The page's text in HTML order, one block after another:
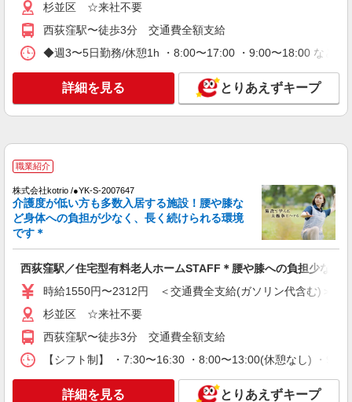
護福祉士】 時給1,410円 ◎週20時間以上勤務（社
保加入者）の場合は時給1,460円 【実務者研修・
初任者研修（ヘルパー1級・2級）・無資格】 時給
1,330円 ◎週20時間以上勤務（社保加入者）の場
までの方はさらに時給＋50円（再入社者は除く）
東京都杉並区上高井戸3-6-9 ベルシャトウ上
詳細を見る
介護スタッフ
当、（東京都）居住支援特別手当、働きがい向上
手当、日祝手当（月平均2回分）、在宅手当（月平
均20回分）等、毎月平均的に支払われる手当を含
業時は別途時間外手当支給（超過1分〜） ◎居住
支援特別手当は勤続5年目までの方はさらに1万円
年支給
東京都杉並区阿佐谷南1丁目17番18号 阿佐ヶ
谷下田ビル2階
キープ 詳細を見る
正社員
SOMPOケア 杉並 訪問介護/4022ca1
介護スタッフ
【実務者研修】 月給：246,000円 年収例：340
325万円〜 ※職務手当、（東京都）居住支援特別
手当、日祝手当（月平均2回分）、深夜勤手当（月
平均4回分）等、毎月平均的に支払われる手当を含
谷下田ビル2階
杉並区 ☆来社不要
西荻窪駅〜徒歩3分 交通費全額支給
◆週3〜5日勤務/休憩1h ・8:00〜17:00 ・9:00〜18:00 など
詳細を見る とりあえずキープ
職業紹介
株式会社kotrio /●YK-S-2007647
介護度が低い方も多数入居する施設！腰や膝な
ど身体への負担が少なく、長く続けられる環境
です＊
西荻窪駅／住宅型有料老人ホームSTAFF＊腰や膝への負担少なめ◎
時給1550円〜2312円 ＜交通費全支給(ガソリン代含む)＞
杉並区 ☆来社不要
西荻窪駅〜徒歩3分 交通費全額支給
【シフト制】 ・7:30〜16:30 ・8:00〜13:00(休憩なし) ・
詳細を見る とりあえずキープ